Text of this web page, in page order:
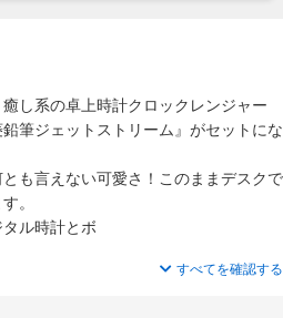
し系の卓上時計クロックレンジャー
筆ジェットストリーム』がセットにな
も言えない可愛さ！このままデスクで
。
ル時計とボ
すべてを確認する